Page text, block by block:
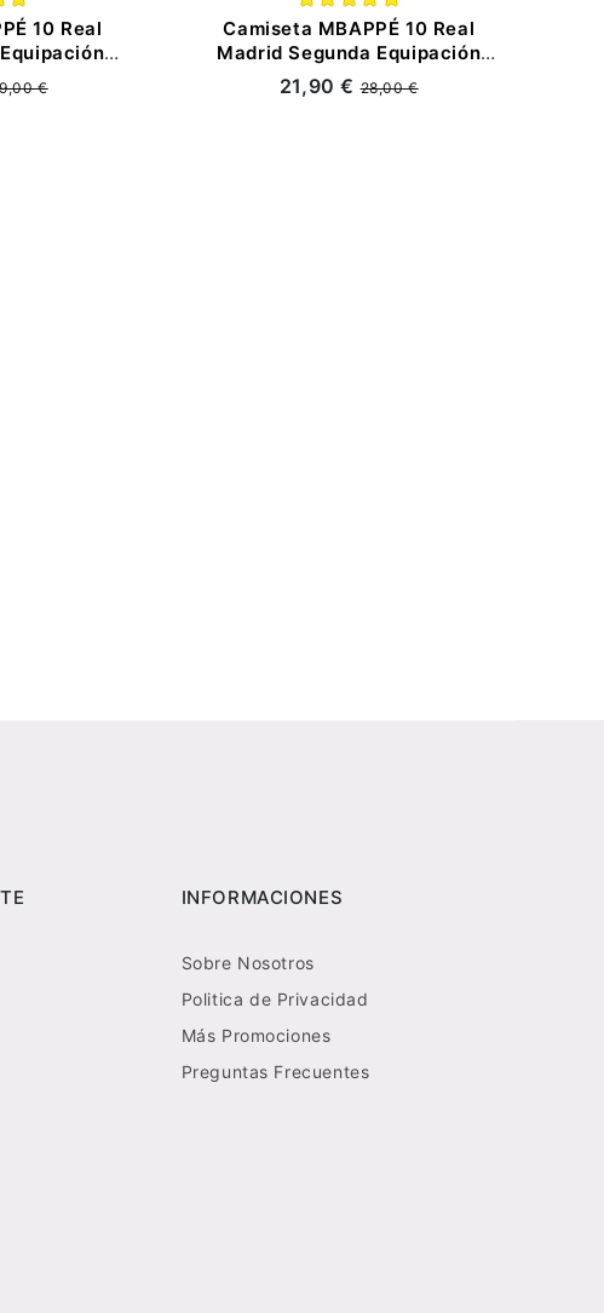
10 Real
Niño Kit con
€
Camiseta MBAPPÉ 10 Real
Madrid Segunda Equipación
2025/2026 Azul Marino con
Parche HP
21,90 €28,00 €
INFORMACIONES
Sobre Nosotros
Politica de Privacidad
Más Promociones
Preguntas Frecuentes